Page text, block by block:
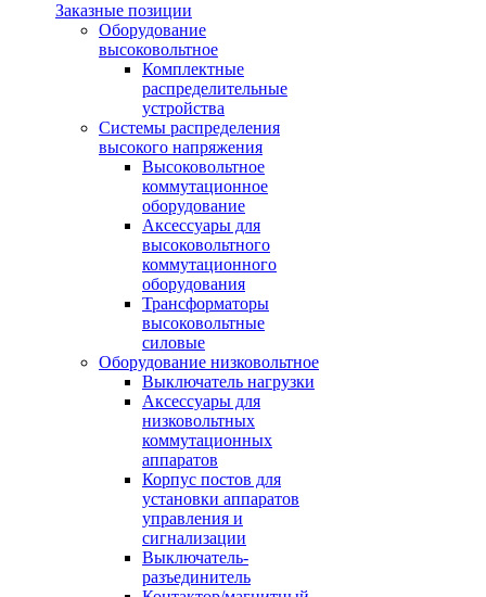
Заказные позиции
Оборудование
высоковольтное
Комплектные
распределительные
устройства
Системы распределения
высокого напряжения
Высоковольтное
коммутационное
оборудование
Аксессуары для
высоковольтного
коммутационного
оборудования
Трансформаторы
высоковольтные
силовые
Оборудование низковольтное
Выключатель нагрузки
Аксессуары для
низковольтных
коммутационных
аппаратов
Корпус постов для
установки аппаратов
управления и
сигнализации
Выключатель-
разъединитель